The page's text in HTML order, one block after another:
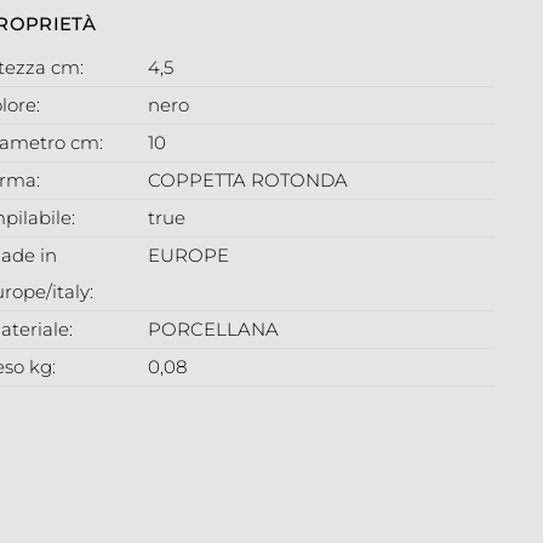
cm:
4,5
nero
cm:
10
COPPETTA ROTONDA
true
in
italy:
EUROPE
PORCELLANA
kg:
0,08